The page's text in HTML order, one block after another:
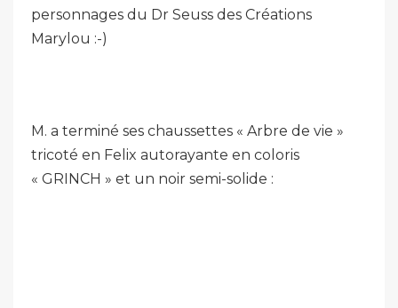
personnages du Dr Seuss des Créations
Marylou :-)
M. a terminé ses chaussettes « Arbre de vie »
tricoté en Felix autorayante en coloris
« GRINCH » et un noir semi-solide :